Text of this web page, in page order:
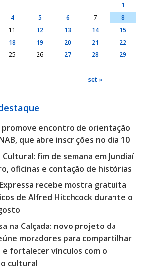
1
4 5 6 7
8
11 12 13 14
15
18 19 20 21
22
25 26 27 28
29
set »
promove encontro de orientação
que abre inscrições no dia 10
Cultural: fim de semana em Jundiaí
oficinas e contação de histórias
Expressa recebe mostra gratuita
de Alfred Hitchcock durante o
na Calçada: novo projeto da
moradores para compartilhar
e fortalecer vínculos com o
cultural